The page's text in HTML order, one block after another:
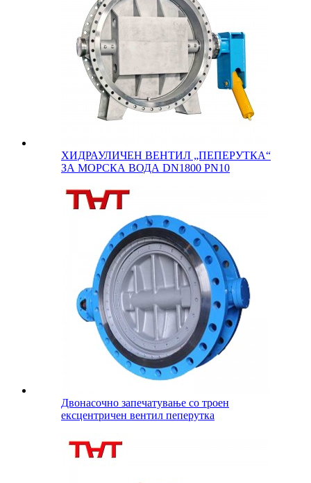
ХИДРАУЛИЧЕН ВЕНТИЛ „ПЕПЕРУТКА“
ЗА МОРСКА ВОДА DN1800 PN10
Двонасочно запечатување со троен
ексцентричен вентил пеперутка